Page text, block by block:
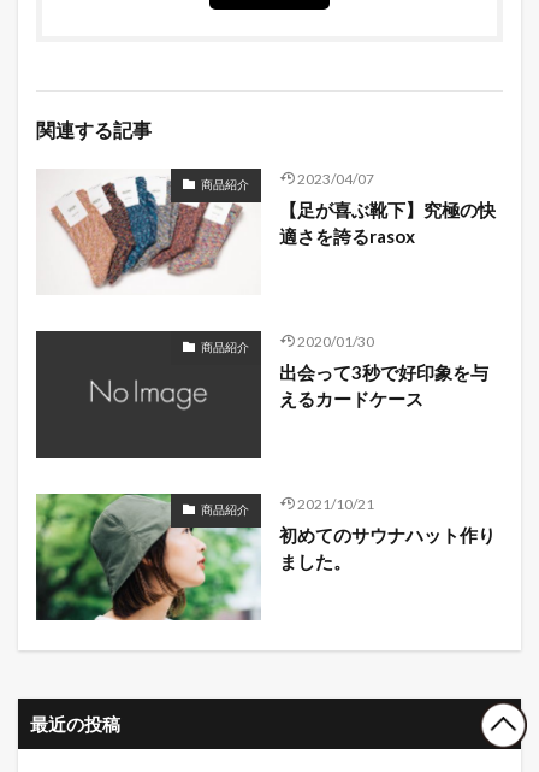
関連する記事
商品紹介 2023/04/07
【足が喜ぶ靴下】究極の快
適さを誇るrasox
商品紹介 2020/01/30
出会って3秒で好印象を与
えるカードケース
商品紹介 2021/10/21
初めてのサウナハット作り
ました。
最近の投稿